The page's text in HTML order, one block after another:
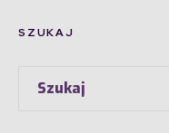
SZUKAJ